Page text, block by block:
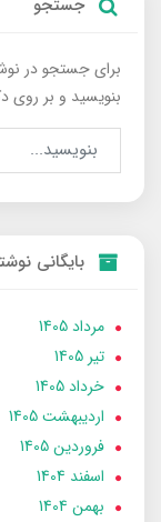
برای جستجو در
بنویسید و بر روی
بایگانی
مرداد 1405
تير 1405
خرداد 1405
ارديبهشت 1405
فروردین 1405
اسفند 1404
بهمن 1404